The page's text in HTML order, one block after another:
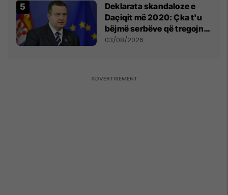
​Deklarata skandaloze e
Daçiqit më 2020: Çka t'u
bëjmë serbëve që tregojnë
ku janë varrosur shqiptarët
03/08/2026